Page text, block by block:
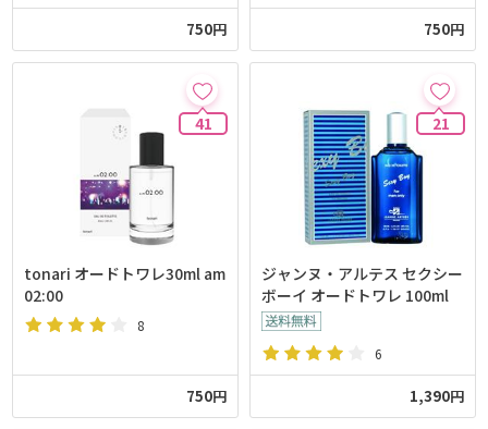
750円 750円
41
tonari オードトワレ30ml am
02:00
8
750円
21
ジャンヌ・アルテス セクシー
ボーイ オードトワレ 100ml
6
1,390円